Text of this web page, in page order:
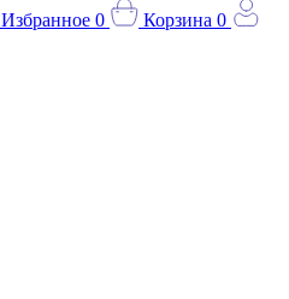
Избранное 0 Корзина 0